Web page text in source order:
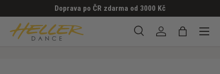
PŘESKOČIT NA OBSAH
Doprava po ČR zdarma od 3000 Kč
HledatPřihlásit se
Taška
Menu